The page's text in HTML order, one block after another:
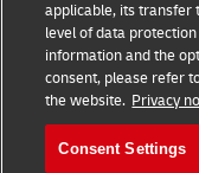
Bizi takip edin
applicable, its transfer
level of data
information and the
consent, please refer
the website. Privacy
Consent Settings